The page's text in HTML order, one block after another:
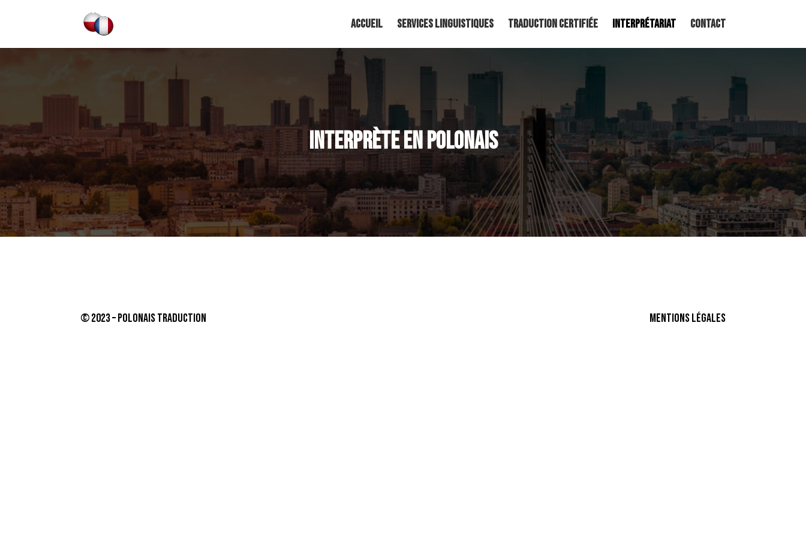
Accueil Services linguistiques Traduction certifiée Interprétariat Contact
Interprète en polonais
© 2023 – Polonais traduction Mentions légales